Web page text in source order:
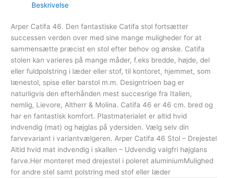
Beskrivelse
Arper Catifa 46. Den fantastiske Catifa stol fortsætter
successen verden over med sine mange muligheder for at
sammensætte præcist en stol efter behov og ønske. Catifa
stolen kan varieres på mange måder, f.eks bredde, højde, del
eller fuldpolstring i læder eller stof, til kontoret, hjemmet, som
lænestol, spise eller barstol m.m. Designtrioen bag er
naturligvis den efterhånden mest succesrige fra Italien,
nemlig, Lievore, Altherr & Molina. Catifa 46 er 46 cm. bred og
har en fantastisk komfort. Plastmaterialet er altid hvid
indvendig (mat) og højglas på ydersiden. Vælg selv din
farvevariant i variantvælgeren. Arper Catifa 46 Stol – Drejestel
Altid hvid mat indvendig i skallen – Udvendig valgfri højglans
farve.Her monteret med drejestel i poleret aluminiumMulighed
for andre stel samt polstring med stof eller læder